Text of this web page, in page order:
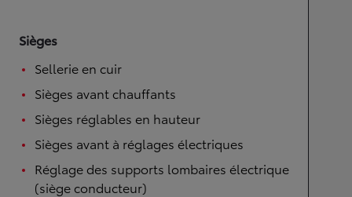
Sièges
Sellerie en cuir
Sièges avant chauffants
Sièges réglables en hauteur
Sièges avant à réglages électriques
Réglage des supports lombaires électrique
(siège conducteur)